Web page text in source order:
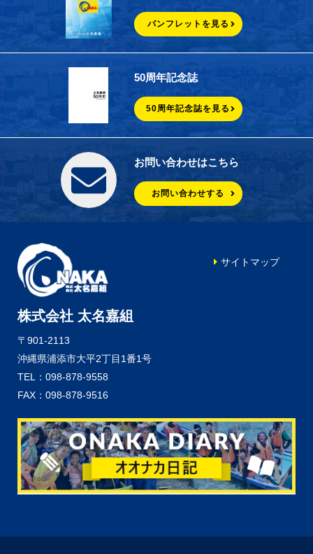
パンフレットを見る
50周年記念誌
50周年記念誌を見る
お問い合わせはこちら
お問い合わせする
株式会社 太名嘉組
〒901-2113
沖縄県浦添市大平2丁目1番1号
TEL：098-878-9558
FAX：098-878-9516
サイトマップ